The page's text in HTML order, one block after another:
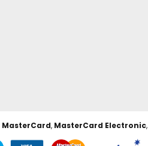
MasterCard, MasterCard Electronic,